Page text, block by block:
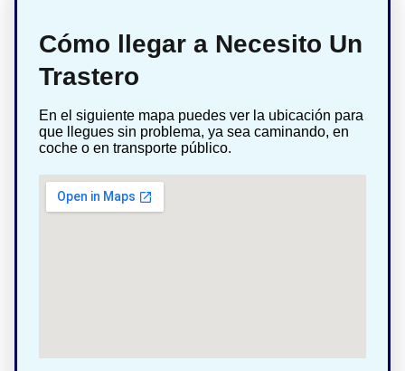
Cómo llegar a Necesito Un
Trastero
En el siguiente mapa puedes ver la ubicación para
que llegues sin problema, ya sea caminando, en
coche o en transporte público.